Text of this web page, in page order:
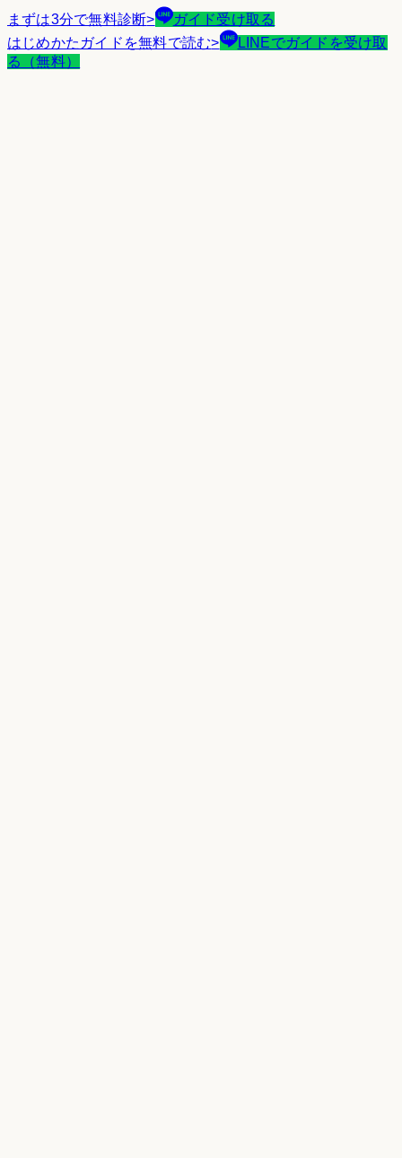
まずは3分で無料診断>
ガイド受け取る
はじめかたガイドを無料で読む>
LINEでガイドを受け取
る（無料）